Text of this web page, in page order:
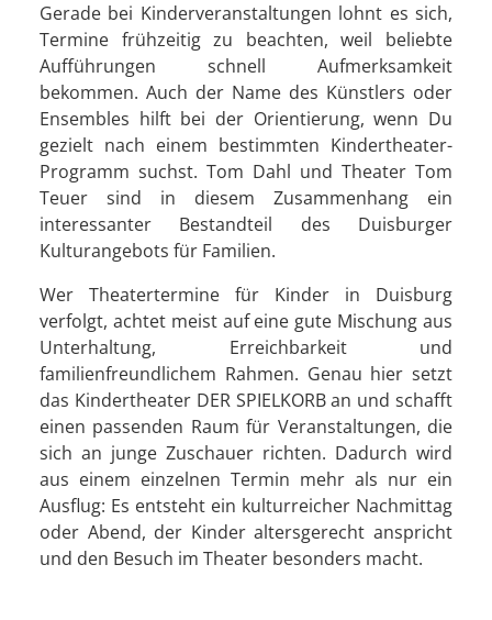
Gerade bei Kinderveranstaltungen lohnt es sich,
Termine frühzeitig zu beachten, weil beliebte
Aufführungen schnell Aufmerksamkeit
bekommen. Auch der Name des Künstlers oder
Ensembles hilft bei der Orientierung, wenn Du
gezielt nach einem bestimmten Kindertheater-
Programm suchst. Tom Dahl und Theater Tom
Teuer sind in diesem Zusammenhang ein
interessanter Bestandteil des Duisburger
Kulturangebots für Familien.
Wer Theatertermine für Kinder in Duisburg
verfolgt, achtet meist auf eine gute Mischung aus
Unterhaltung, Erreichbarkeit und
familienfreundlichem Rahmen. Genau hier setzt
das Kindertheater DER SPIELKORB an und schafft
einen passenden Raum für Veranstaltungen, die
sich an junge Zuschauer richten. Dadurch wird
aus einem einzelnen Termin mehr als nur ein
Ausflug: Es entsteht ein kulturreicher Nachmittag
oder Abend, der Kinder altersgerecht anspricht
und den Besuch im Theater besonders macht.